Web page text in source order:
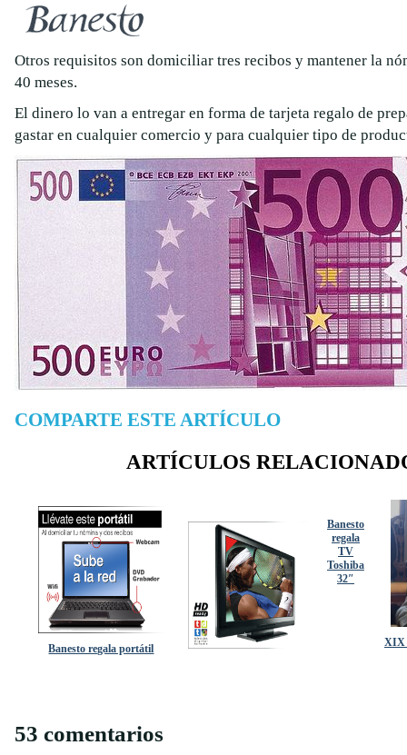
Otros requisitos son domiciliar tres recibos y mantener la
40 meses.
El dinero lo van a entregar en forma de tarjeta regalo de
gastar en cualquier comercio y para cualquier tipo de
COMPARTE ESTE ARTÍCULO
ARTÍCULOS
Banesto regala portátil
Banesto
regala
TV
Toshiba
32″
XIX
53 comentarios